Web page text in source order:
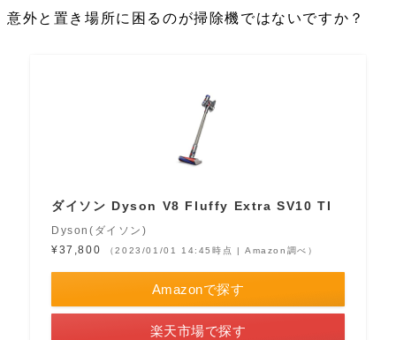
意外と置き場所に困るのが掃除機ではないですか？
ダイソン Dyson V8 Fluffy Extra SV10 TI
Dyson(ダイソン)
¥37,800
（2023/01/01 14:45時点 | Amazon調べ）
Amazonで探す
楽天市場で探す